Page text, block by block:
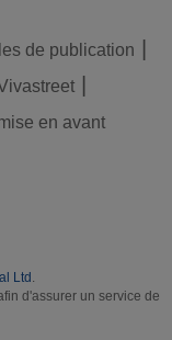
de publication
en avant
Ltd .
d'assurer un service de